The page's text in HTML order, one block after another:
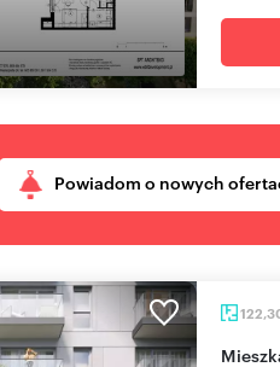
Powiadom o nowych